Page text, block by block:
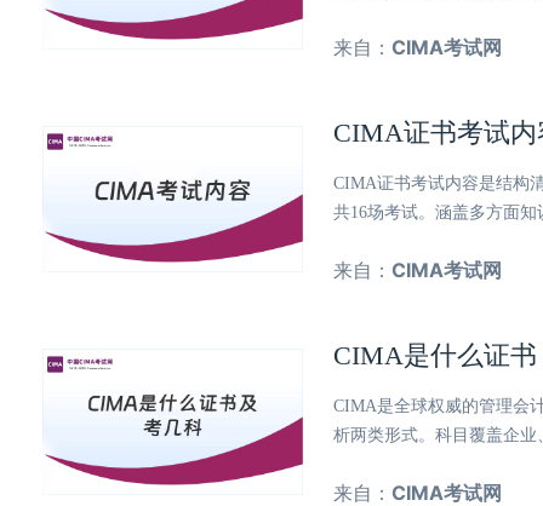
来自： CIMA考试网
CIMA证书考试
CIMA证书考试内容是结构
共16场考试。涵盖多方面
来自： CIMA考试网
CIMA是什么证
CIMA是全球权威的管理会
析两类形式。科目覆盖企
来自： CIMA考试网